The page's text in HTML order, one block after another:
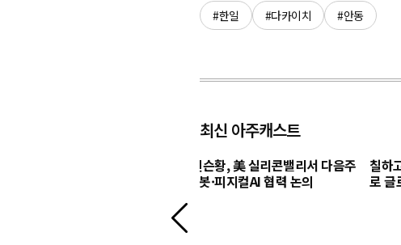
#한일 #다카이치 #안동
최신 아주캐스트
구광모-젠슨황, 美 실리콘밸리서 다음주
회동…로봇·피지컬AI 협력 논의
칠하
로 글
이
전